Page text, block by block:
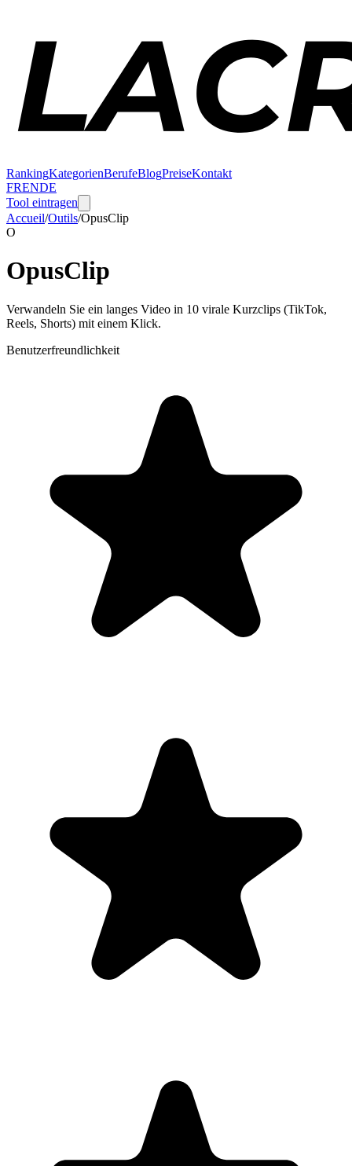
RankingKategorienBerufeBlogPreiseKontakt
FRENDE
Tool eintragen
Accueil/Outils/OpusClip
O
OpusClip
Verwandeln Sie ein langes Video in 10 virale Kurzclips (TikTok,
Reels, Shorts) mit einem Klick.
Benutzerfreundlichkeit